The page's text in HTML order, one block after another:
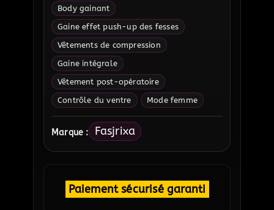
Body gainant
Gaine effet push-up des fesses
Vêtements de compression
Gaine intégrale
Vêtement post-opératoire
Contrôle du ventre
Mode femme
Marque : Fasjrixa
Paiement sécurisé garanti